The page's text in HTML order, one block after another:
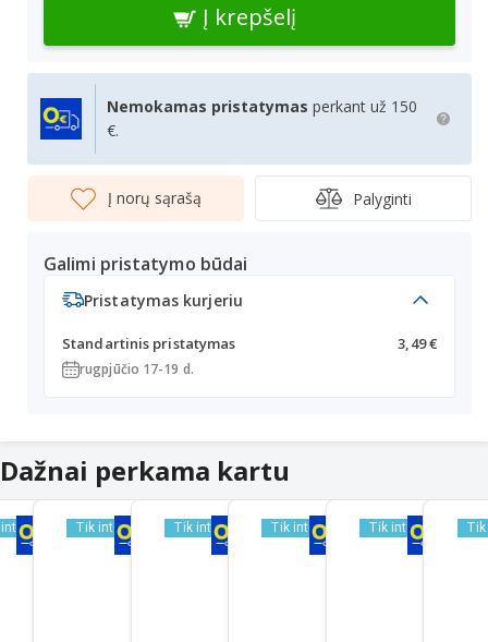
Į krepšelį
Nemokamas pristatymas perkant už 150
€.
Į norų sąrašą Palyginti
Galimi pristatymo būdai
Pristatymas kurjeriu
Standartinis pristatymas 3,49 €
rugpjūčio 17-19 d.
Dažnai perkama kartu
Tik internetu Tik internetu Tik internetu Tik internetu Tik